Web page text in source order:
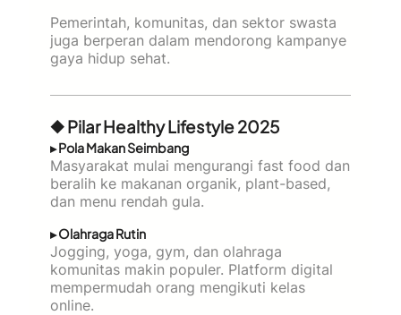
Pemerintah, komunitas, dan sektor swasta
juga berperan dalam mendorong kampanye
gaya hidup sehat.
◆ Pilar Healthy Lifestyle 2025
▸ Pola Makan Seimbang
Masyarakat mulai mengurangi fast food dan
beralih ke makanan organik, plant-based,
dan menu rendah gula.
▸ Olahraga Rutin
Jogging, yoga, gym, dan olahraga
komunitas makin populer. Platform digital
mempermudah orang mengikuti kelas
online.